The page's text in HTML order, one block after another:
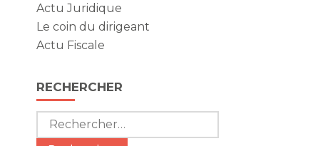
Actu Juridique
Le coin du dirigeant
Actu Fiscale
RECHERCHER
Rechercher :